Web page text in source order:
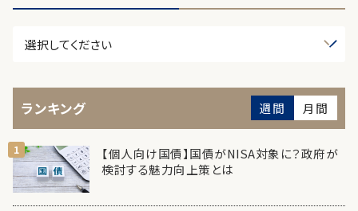
ランキング 週間 月間
【個人向け国債】国債がNISA対象に？政府が
検討する魅力向上策とは